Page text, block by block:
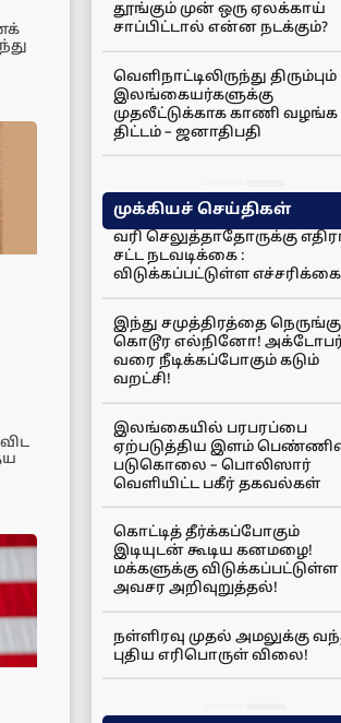
தூங்கும் முன் ஒரு ஏலக்காய்
சாப்பிட்டால் என்ன நடக்கும்?
வெளிநாட்டிலிருந்து திரும்பும்
இலங்கையர்களுக்கு
முதலீட்டுக்காக காணி வழங்க
திட்டம் – ஜனாதிபதி
முக்கியச் செய்திகள்
வரி செலுத்தாதோருக்கு
சட்ட நடவடிக்கை :
விடுக்கப்பட்டுள்ள எச்சரிக்கை
இந்து சமுத்திரத்தை
கொடூர எல்நினோ!
வரை நீடிக்கப்போகும் கடும்
வறட்சி!
இலங்கையில் பரபரப்பை
ஏற்படுத்திய இளம்
படுகொலை – பொலிஸார்
வெளியிட்ட பகீர் தகவல்கள்
கொட்டித் தீர்க்கப்போகும்
இடியுடன் கூடிய கனமழை!
மக்களுக்கு விடுக்கப்பட்டுள்ள
அவசர அறிவுறுத்தல்!
நள்ளிரவு முதல் அமலுக்கு
புதிய எரிபொருள் விலை!